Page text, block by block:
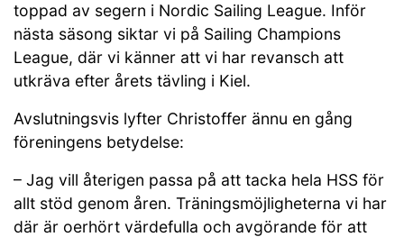
toppad av segern i Nordic Sailing League. Inför
nästa säsong siktar vi på Sailing Champions
League, där vi känner att vi har revansch att
utkräva efter årets tävling i Kiel.
Avslutningsvis lyfter Christoffer ännu en gång
föreningens betydelse:
– Jag vill återigen passa på att tacka hela HSS för
allt stöd genom åren. Träningsmöjligheterna vi har
där är oerhört värdefulla och avgörande för att